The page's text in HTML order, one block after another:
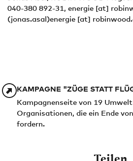
040-380 892-31, energie [at]
(jonas.asal)energie [at]
KAMPAGNE "ZÜGE STATT
Kampagnenseite von 19
Organisationen, die ein Ende
fordern.